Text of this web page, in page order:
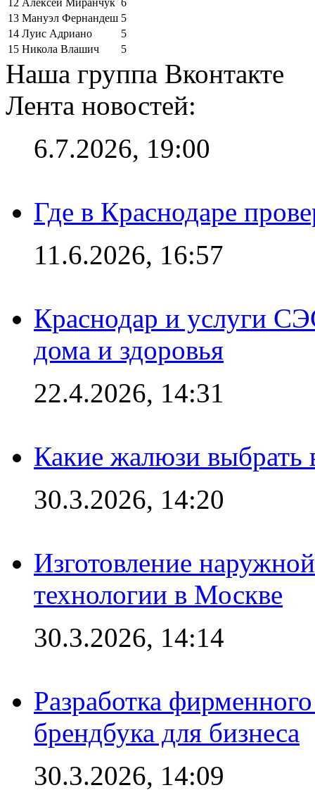
13 Мануэл Фернандеш 5
14 Луис Адриано
5
15 Никола Влашич 5
Наша группа Вконтакте
Лента новостей:
6.7.2026, 19:00
Где в Краснодаре
11.6.2026, 16:57
Краснодар и услуги
дома и здоровья
22.4.2026, 14:31
Какие жалюзи выбрать
30.3.2026, 14:20
Изготовление
технологии в Москве
30.3.2026, 14:14
Разработка
брендбука для бизнеса
30.3.2026, 14:09